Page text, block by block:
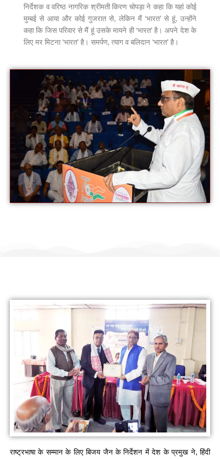
निर्देशक व वरिष्ठ नागरिक श्रीमती किरण चोपड़ा ने कहा कि यहां कोई
मुम्बई से आया और कोई गुजरात से, लेकिन मैं ‘भारत’ से हूं, उन्होंने
कहा कि जिस परिवार से मैं हूं उसके मायने ही ‘भारत’ है। अपने देश के
लिए मर मिटना ‘भारत’ है। समर्पण, त्याग व बलिदान ‘भारत’ है।
राष्ट्रभाषा के सम्मान के लिए बिजय जैन के निर्देशन में देश के प्रमुख ने, हिंदी